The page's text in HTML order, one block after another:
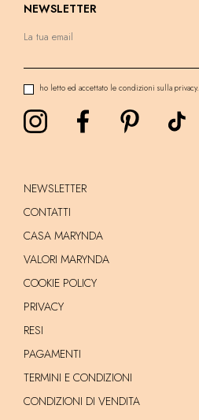
NEWSLETTER
ho letto ed accettato le condizioni sulla privacy.
NEWSLETTER
CONTATTI
CASA MARYNDA
VALORI MARYNDA
COOKIE POLICY
PRIVACY
RESI
PAGAMENTI
TERMINI E CONDIZIONI
CONDIZIONI DI VENDITA